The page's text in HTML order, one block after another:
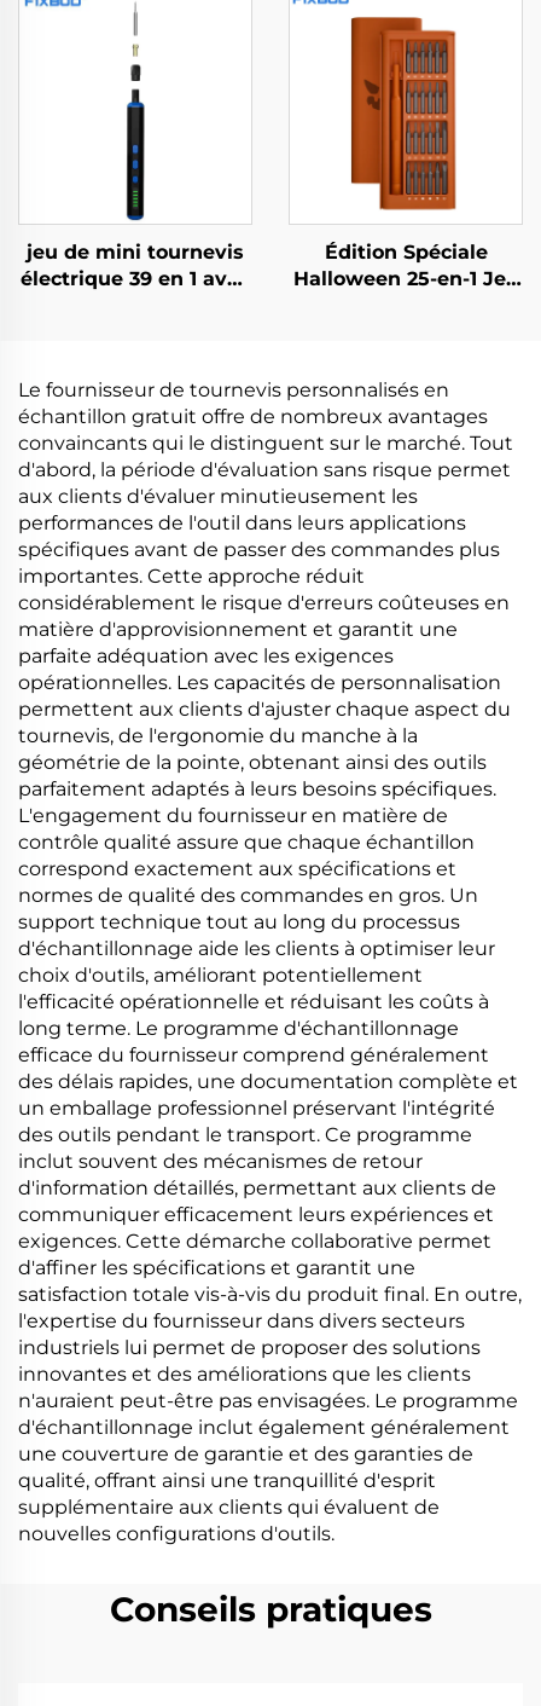
jeu de mini tournevis
électrique 39 en 1 avec
Édition Spéciale
Halloween 25-en-1 Jeu
Le fournisseur de tournevis personnalisés en
échantillon gratuit offre de nombreux avantages
convaincants qui le distinguent sur le marché. Tout
d'abord, la période d'évaluation sans risque permet
aux clients d'évaluer minutieusement les
performances de l'outil dans leurs applications
spécifiques avant de passer des commandes plus
importantes. Cette approche réduit
considérablement le risque d'erreurs coûteuses en
matière d'approvisionnement et garantit une
parfaite adéquation avec les exigences
opérationnelles. Les capacités de personnalisation
permettent aux clients d'ajuster chaque aspect du
tournevis, de l'ergonomie du manche à la
géométrie de la pointe, obtenant ainsi des outils
parfaitement adaptés à leurs besoins spécifiques.
L'engagement du fournisseur en matière de
contrôle qualité assure que chaque échantillon
correspond exactement aux spécifications et
normes de qualité des commandes en gros. Un
support technique tout au long du processus
d'échantillonnage aide les clients à optimiser leur
choix d'outils, améliorant potentiellement
l'efficacité opérationnelle et réduisant les coûts à
long terme. Le programme d'échantillonnage
efficace du fournisseur comprend généralement
des délais rapides, une documentation complète et
un emballage professionnel préservant l'intégrité
des outils pendant le transport. Ce programme
inclut souvent des mécanismes de retour
d'information détaillés, permettant aux clients de
communiquer efficacement leurs expériences et
exigences. Cette démarche collaborative permet
d'affiner les spécifications et garantit une
satisfaction totale vis-à-vis du produit final. En outre,
l'expertise du fournisseur dans divers secteurs
industriels lui permet de proposer des solutions
innovantes et des améliorations que les clients
n'auraient peut-être pas envisagées. Le programme
d'échantillonnage inclut également généralement
une couverture de garantie et des garanties de
qualité, offrant ainsi une tranquillité d'esprit
supplémentaire aux clients qui évaluent de
nouvelles configurations d'outils.
Conseils pratiques